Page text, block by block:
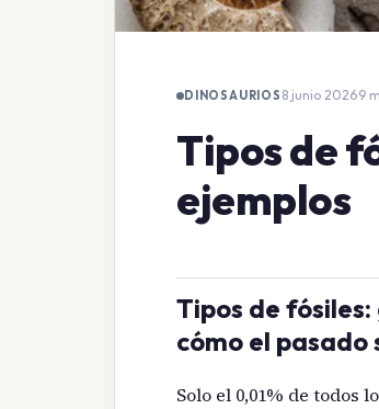
DINOSAURIOS 8 junio 2026·9
Tipos de
ejemplos
Tipos de
cómo el pasado
Solo el 0,01% de todos